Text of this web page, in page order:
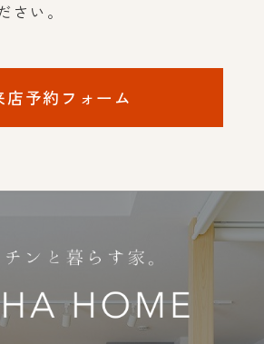
さい。
店予約フォーム